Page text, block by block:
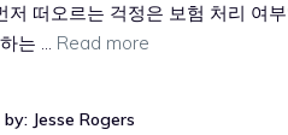
저 떠오르는 걱정은 보험 처리 여
는 … Read more
Jesse Rogers